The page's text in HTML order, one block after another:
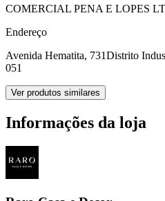
COMERCIAL PENA E LOPES
Endereço
Avenida Hematita, 731Distrito
051
Ver produtos similares
Informações da loja